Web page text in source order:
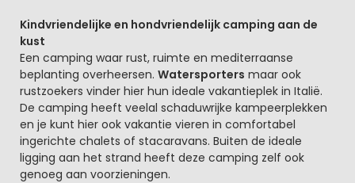
Kindvriendelijke en hondvriendelijk camping aan de
kust
Een camping waar rust, ruimte en mediterraanse
beplanting overheersen. Watersporters maar ook
rustzoekers vinder hier hun ideale vakantieplek in Italië.
De camping heeft veelal schaduwrijke kampeerplekken
en je kunt hier ook vakantie vieren in comfortabel
ingerichte chalets of stacaravans. Buiten de ideale
ligging aan het strand heeft deze camping zelf ook
genoeg aan voorzieningen.